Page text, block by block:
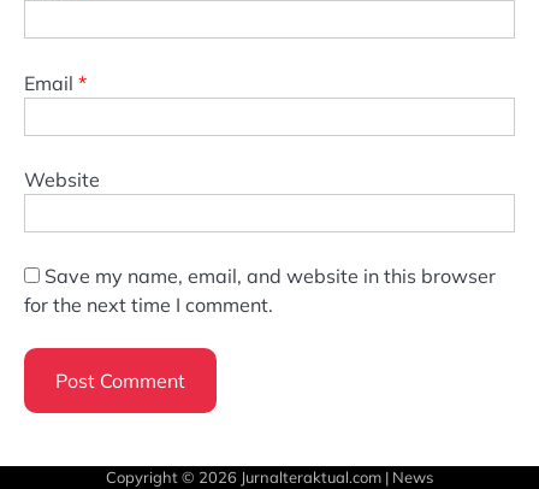
Email *
Website
Save my name, email, and website in this browser
for the next time I comment.
Copyright © 2026 Jurnalteraktual.com | News